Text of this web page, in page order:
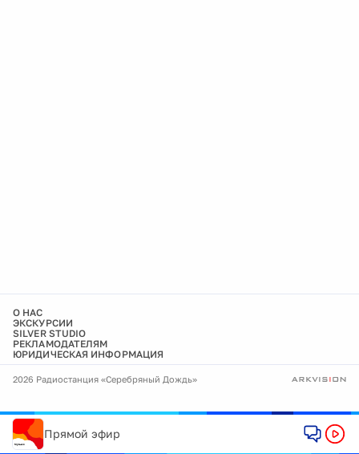
О НАС
ЭКСКУРСИИ
SILVER STUDIO
РЕКЛАМОДАТЕЛЯМ
ЮРИДИЧЕСКАЯ ИНФОРМАЦИЯ
2026 Радиостанция «Серебряный Дождь»
Прямой эфир